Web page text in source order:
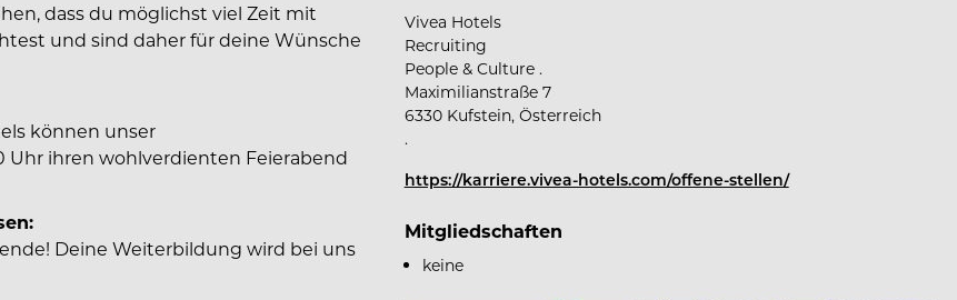
dass du möglichst viel Zeit mit
und sind daher für deine Wünsche
können unser
ihren wohlverdienten Feierabend
Deine Weiterbildung wird bei uns
Vivea Hotels
Recruiting
People & Culture .
Maximilianstraße 7
6330 Kufstein, Österreich
.
https://karriere.vivea-hotels.com/offene-stellen/
Mitgliedschaften
keine